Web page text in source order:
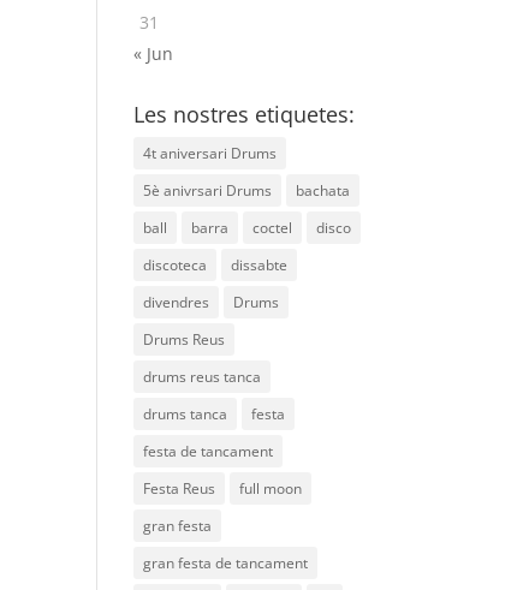
31
« Jun
Les nostres etiquetes:
4t aniversari Drums
5è anivrsari Drums
bachata
ball
barra coctel
disco
discoteca
dissabte
divendres
Drums
Drums Reus
drums reus tanca
drums tanca
festa
festa de tancament
Festa Reus
full moon
gran festa
gran festa de tancament